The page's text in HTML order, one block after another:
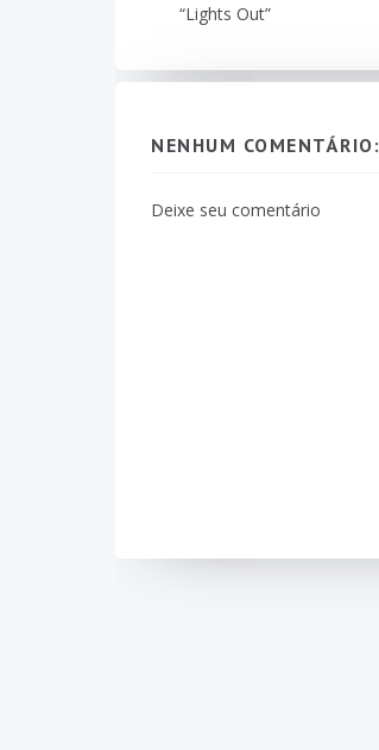
“Lights Out”
NENHUM COMENTÁRIO:
Deixe seu comentário